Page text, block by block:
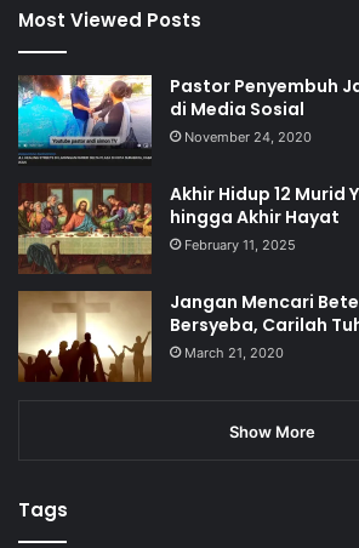
Most Viewed Posts
Pastor Penyembuh
di Media Sosial
November 24, 2020
Akhir Hidup 12 Murid
hingga Akhir Hayat
February 11, 2025
Jangan Mencari
Bersyeba, Carilah
March 21, 2020
Show More
Tags